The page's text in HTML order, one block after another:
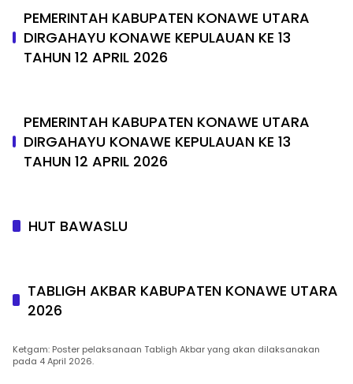
PEMERINTAH KABUPATEN KONAWE UTARA
DIRGAHAYU KONAWE KEPULAUAN KE 13
TAHUN 12 APRIL 2026
PEMERINTAH KABUPATEN KONAWE UTARA
DIRGAHAYU KONAWE KEPULAUAN KE 13
TAHUN 12 APRIL 2026
HUT BAWASLU
TABLIGH AKBAR KABUPATEN KONAWE UTARA
2026
Ketgam: Poster pelaksanaan Tabligh Akbar yang akan dilaksanakan
pada 4 April 2026.